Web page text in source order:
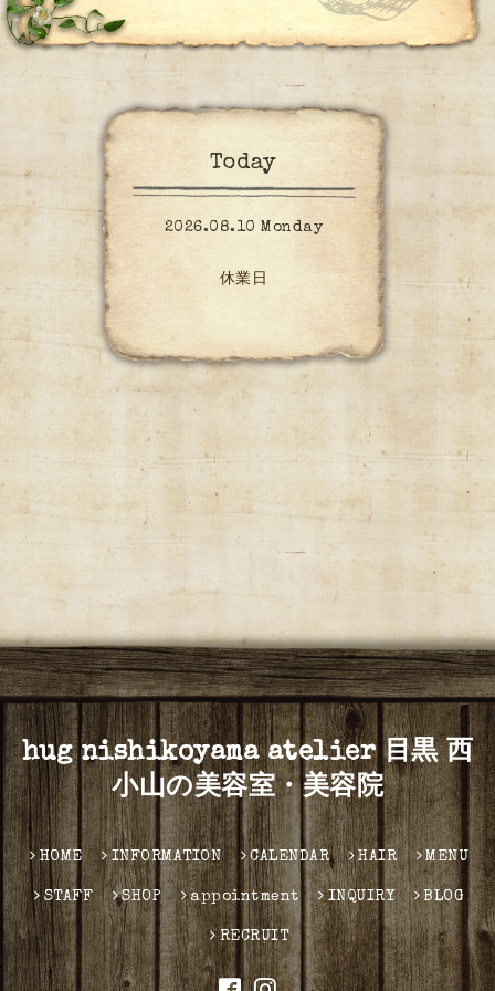
Today
2026.08.10 Monday
休業日
hug nishikoyama atelier 目黒 西
小山の美容室・美容院
HOME INFORMATION CALENDAR HAIR MENU
STAFF SHOP appointment INQUIRY BLOG
RECRUIT